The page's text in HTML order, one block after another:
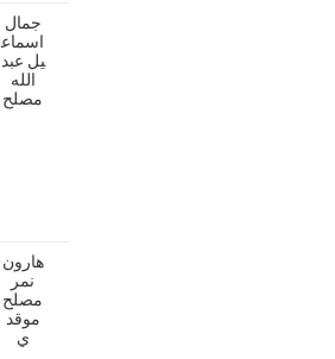
جمال
اسماع
يل عبد
الله
مصلح
هارون
نمر
مصلح
موقد
ي